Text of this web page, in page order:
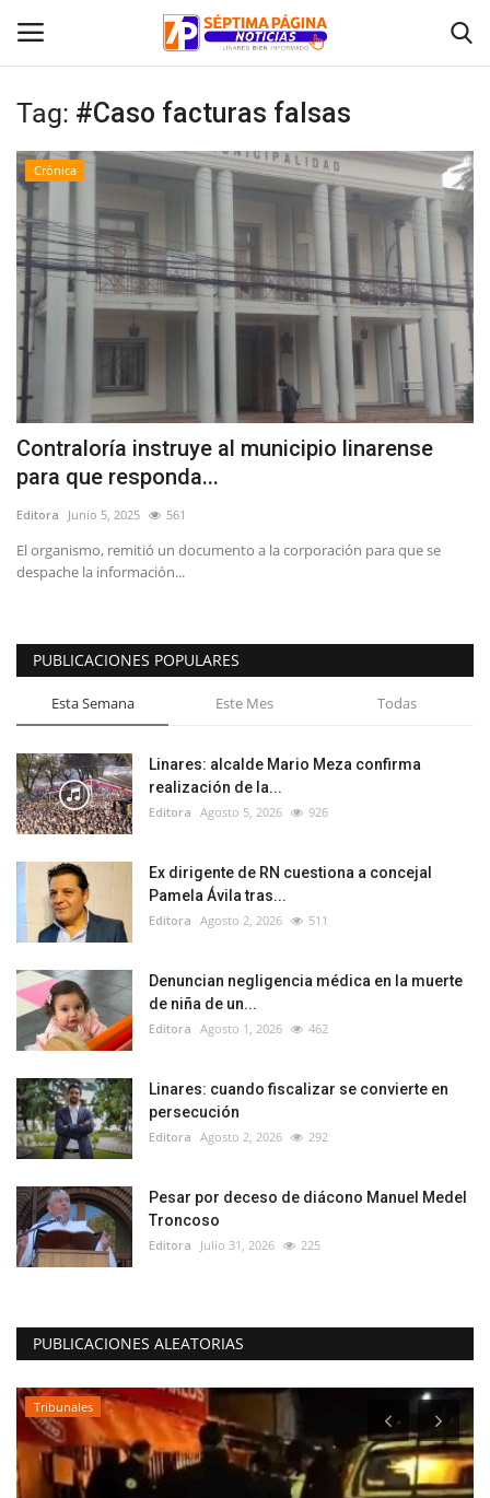
Inicio
Crónica
Policial
Tribunales
Deporte
Política
Espectáculos
Tag: #Caso facturas falsas
Crónica
Contraloría instruye al municipio linarense
para que responda...
Editora Junio 5, 2025 561
El organismo, remitió un documento a la corporación para que se
despache la información...
PUBLICACIONES POPULARES
Esta Semana Este Mes Todas
Linares: alcalde Mario Meza confirma
realización de la...
Editora Agosto 5, 2026 926
Ex dirigente de RN cuestiona a concejal
Pamela Ávila tras...
Editora Agosto 2, 2026 511
Denuncian negligencia médica en la muerte
de niña de un...
Editora Agosto 1, 2026 462
Linares: cuando fiscalizar se convierte en
persecución
Editora Agosto 2, 2026 292
Pesar por deceso de diácono Manuel Medel
Troncoso
Editora Julio 31, 2026 225
PUBLICACIONES ALEATORIAS
Tribunales